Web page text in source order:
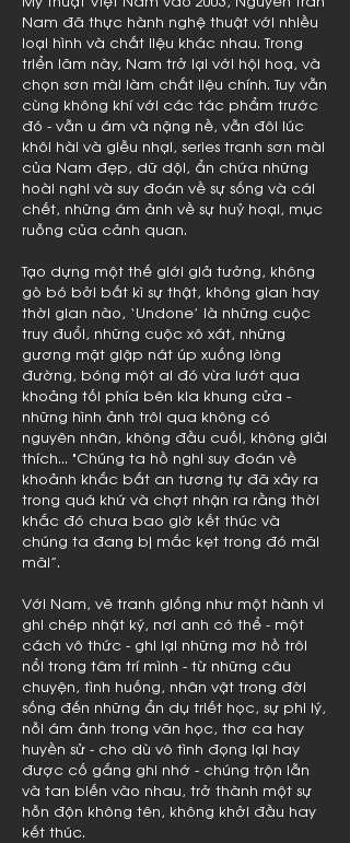
Nam đã thực hành nghệ thuật với nhiều
loại hình và chất liệu khác nhau. Trong
triển lãm này, Nam trở lại với hội hoạ, và
chọn sơn mài làm chất liệu chính. Tuy vẫn
cùng không khí với các tác phẩm trước
đó - vẫn u ám và nặng nề, vẫn đôi lúc
khôi hài và giễu nhại, series tranh sơn mài
của Nam đẹp, dữ dội, ẩn chứa những
hoài nghi và suy đoán về sự sống và cái
chết, những ám ảnh về sự huỷ hoại, mục
ruỗng của cảnh quan.
Tạo dựng một thế giới giả tưởng, không
gò bó bởi bất kì sự thật, không gian hay
thời gian nào, ‘Undone’ là những cuộc
truy đuổi, những cuộc xô xát, những
gương mặt giập nát úp xuống lòng
đường, bóng một ai đó vừa lướt qua
khoảng tối phía bên kia khung cửa -
những hình ảnh trôi qua không có
nguyên nhân, không đầu cuối, không giải
thích... "Chúng ta hồ nghi suy đoán về
khoảnh khắc bất an tương tự đã xảy ra
trong quá khứ và chợt nhận ra rằng thời
khắc đó chưa bao giờ kết thúc và
chúng ta đang bị mắc kẹt trong đó mãi
mãi”.
Với Nam, vẽ tranh giống như một hành vi
ghi chép nhật ký, nơi anh có thể - một
cách vô thức - ghi lại những mơ hồ trôi
nổi trong tâm trí mình - từ những câu
chuyện, tình huống, nhân vật trong đời
sống đến những ẩn dụ triết học, sự phi lý,
nỗi ám ảnh trong văn học, thơ ca hay
huyền sử - cho dù vô tình đọng lại hay
được cố gắng ghi nhớ - chúng trộn lẫn
và tan biến vào nhau, trở thành một sự
hỗn độn không tên, không khởi đầu hay
kết thúc.